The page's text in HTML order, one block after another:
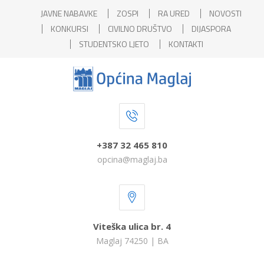
JAVNE NABAVKE ZOSPI RA URED
NOVOSTI
KONKURSI
CIVILNO DRUŠTVO
DIJASPORA
STUDENTSKO LJETO
KONTAKTI
+387 32 465 810
opcina@maglaj.ba
Viteška ulica br. 4
Maglaj 74250 | BA